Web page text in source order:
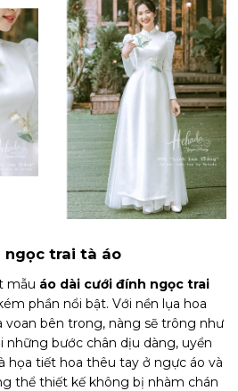
ngọc trai tà áo
mẫu áo dài cưới đính ngọc trai
phần nổi bật. Với nền lụa hoa
voan bên trong, nàng sẽ trông như
bước chân dịu dàng, uyển
họa tiết hoa thêu tay ở ngực áo và
thể thiết kế không bị nhàm chán